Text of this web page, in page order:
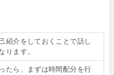
紹介をしておくことで話し
ります。
たら、まずは時間配分を行